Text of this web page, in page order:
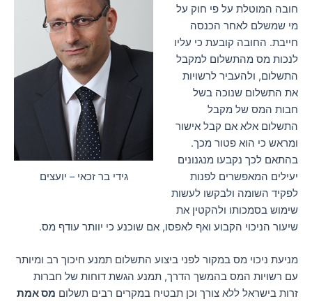
גידי בר זכאי – יועצים
חובה המוטלת על פי חוק על
מי שמשלם לאחר הכנסה
חייבת. החובה קובעת כי עליו
לנכות מס מהתשלום למקבל
התשלום, ולהעביר לרשויות
את התשלום שנוכה בשל
חבות המס של מקבל
התשלום אלא אם קבל אישור
ומראש כי הוא פטור מכך.
בהתאם לכך נקבעו מנגנונים
יעילים המאפשרים לפנות
לפקיד השומה ולבקשו לעשות
שימוש בסמכותו ולהקטין את
שיעור הניכוי הקבוע ואף לאפסו, אם שוכנע כי יוותר עודף מס.
מניעת ניכוי מס במקור לפני ביצוע התשלום תמנע חיכוך רב ומיותר
עם רשויות המס בהמשך הדרך, תמנע הגשת דוחות של חברות
זרות בישראל ללא צורך וכן תבטיח במקרים רבים תשלום מס אמת